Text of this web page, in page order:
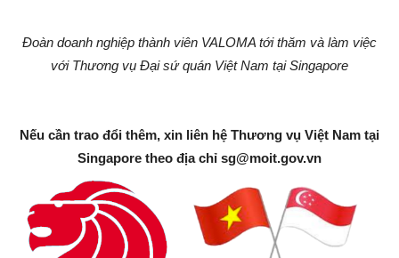
Đoàn doanh nghiệp thành viên VALOMA tới thăm và làm việc
với Thương vụ Đại sứ quán Việt Nam tại Singapore
Nếu cần trao đổi thêm, xin liên hệ Thương vụ Việt Nam tại
Singapore theo địa chỉ sg@moit.gov.vn